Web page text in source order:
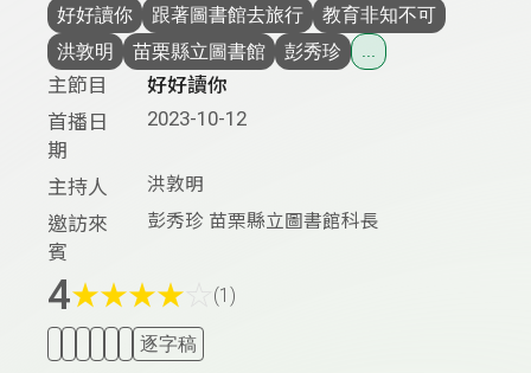
好好讀你 跟著圖書館去旅行
教育非知不可
洪敦明
苗栗縣立圖書館 彭秀珍 ...
主節目
好好讀你
首播日
期
2023-10-12
主持人 洪敦明
邀訪來
賓
彭秀珍 苗栗縣立圖書館科長
4★★★★ (1)
逐字稿